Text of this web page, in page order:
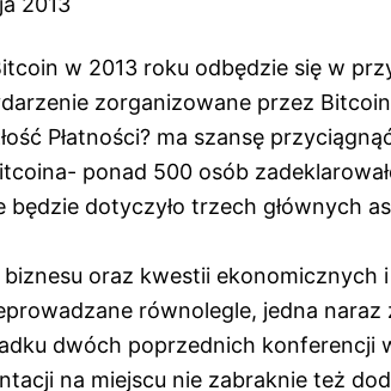
w 2013 roku odbędzie się w
zorganizowane przez
Płatności? ma szansę
ponad 500 osób
będzie dotyczyło trzech głównych
oraz kwestii ekonomicznych
równolegle, jedna naraz
dwóch poprzednich konferencji
na miejscu nie zabraknie też